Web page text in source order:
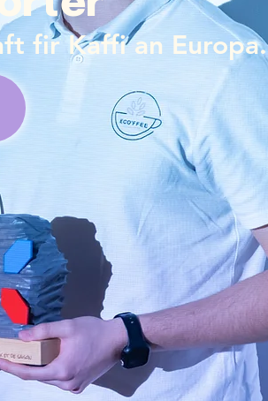
fir Kaffi an Europa.